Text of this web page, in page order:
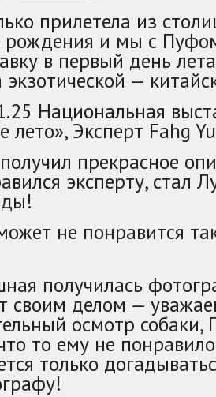
прилетела из
рождения и мы с
в первый день
—
Национальная
лето», Эксперт Fahg
прекрасное
эксперту, стал
не понравится
получилась
своим делом —
осмотр собаки,
то ему не
только